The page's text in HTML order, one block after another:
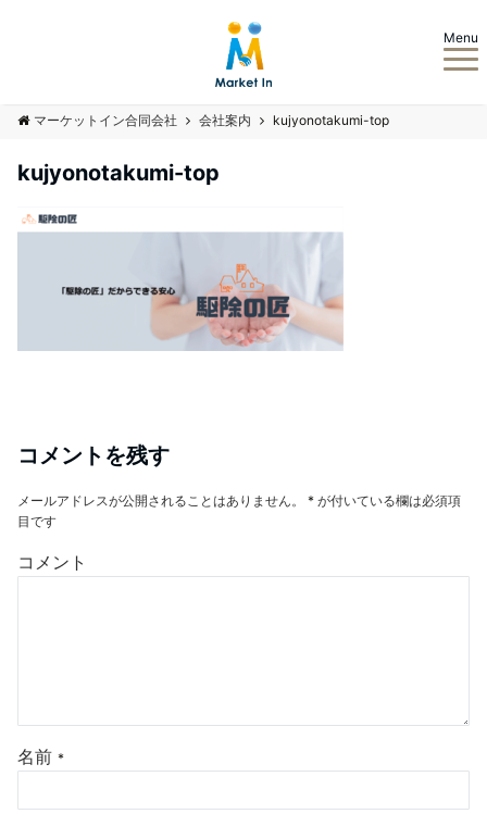
Menu
マーケットイン合同会社 会社案内 kujyonotakumi-top
kujyonotakumi-top
コメントを残す
メールアドレスが公開されることはありません。 * が付いている欄は必須項
目です
コメント
名前 *